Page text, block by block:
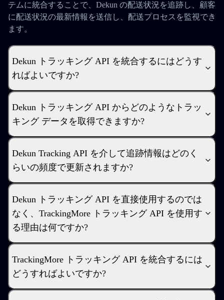
テムに統合することで、Dekun の配送状況を追跡し、顧客
に配送状況の最新情報を送信し、配送プロセスを監視でき
ます。
Dekun トラッキング API を統合するにはどうす
ればよいですか?
Dekun トラッキング API からどのようなトラッ
キング データを取得できますか?
Dekun Tracking API を介して追跡情報はどのく
らいの頻度で更新されますか?
Dekun トラッキング API を直接使用するのでは
なく、TrackingMore トラッキング API を使用す
る理由は何ですか?
TrackingMore トラッキング API を統合するには
どうすればよいですか?